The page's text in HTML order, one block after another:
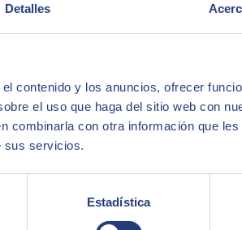
Detalles
contenido y los anuncios, ofrecer
el uso que haga del sitio web con
combinarla con otra información que
sus servicios.
Estadística